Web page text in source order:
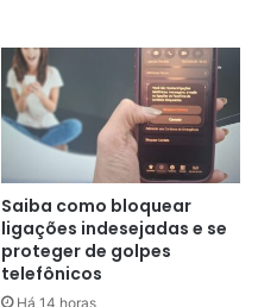
renda bruta familiar
renda bruta anual de
Saiba como bloquear
ligações indesejadas e se
proteger de golpes
telefônicos
Há 14 horas